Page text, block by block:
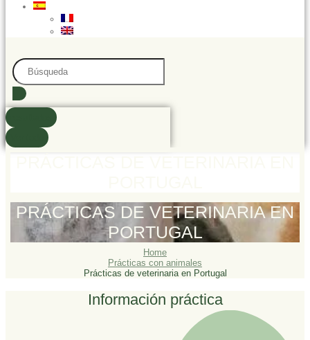
Search
...
PRÁCTICAS DE VETERINARIA EN
PORTUGAL
Home
Prácticas con animales
Prácticas de veterinaria en Portugal
Información práctica